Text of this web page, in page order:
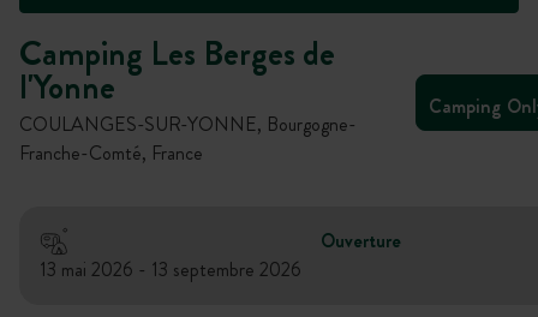
Camping Les Berges de
l'Yonne
COULANGES-SUR-YONNE, Bourgogne-
Franche-Comté, France
Camping
Ouverture
13 mai 2026 - 13 septembre 2026